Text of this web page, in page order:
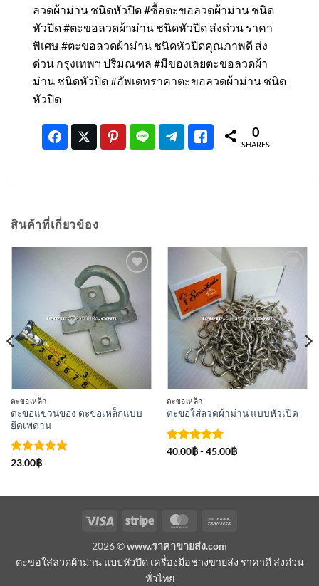
ลวดผ้าม่าน ชนิดหัวปิด #ซื้อตะขอลวดผ้าม่าน ชนิด
หัวปิด #ตะขอลวดผ้าม่าน ชนิดหัวปิด ส่งด่วน ราคา
พิเศษ #ตะขอลวดผ้าม่าน ชนิดหัวปิดคุณภาพดี ส่ง
ด่วน กรุงเทพฯ ปริมณฑล #มีของเลยตะขอลวดผ้า
ม่าน ชนิดหัวปิด #อัพเดทราคาตะขอลวดผ้าม่าน ชนิด
หัวปิด
0
SHARES
สินค้าที่เกี่ยวข้อง
เพิ่มเข้า
ใน
รายการ
ที่
ติดตาม
ตะขอเหล็ก
ตะขอแขวนของ ตะขอเหล็กแบบ
ยึดเพดาน
ให้คะแนน
23.00฿
เพิ่มเข้า
ใน
รายการ
ที่
ติดตาม
ตะขอเหล็ก
ตะขอใส่ลวดผ้าม่าน แบบหัวเปิด
ให้คะแนน
40.00฿-45.00฿
Visa Stripe MasterCard
2026 ©www.ราคาขายส่ง.com
ตะขอใส่ลวดผ้าม่าน แบบหัวปิด เครื่องมือช่างขายส่ง ราคาดี ส่งด่วน
ทั่วไทย